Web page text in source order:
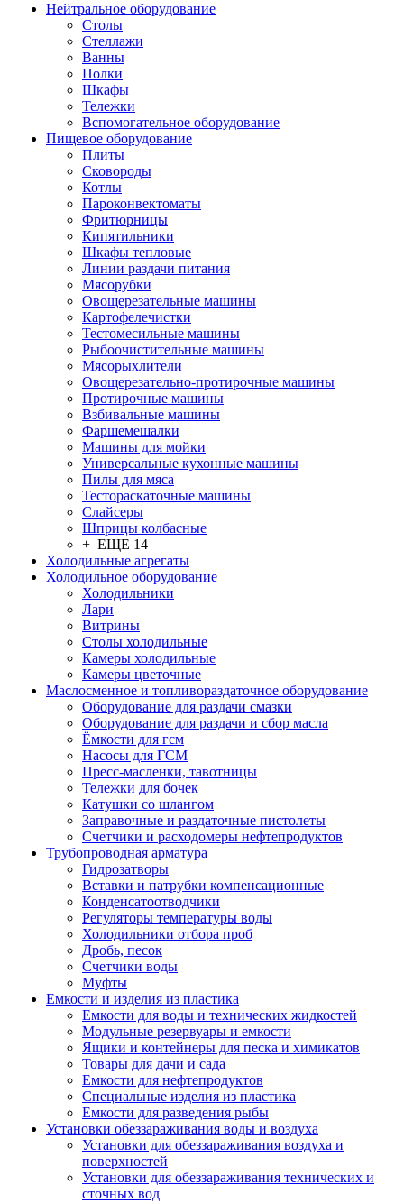
Нейтральное оборудование
Столы
Стеллажи
Ванны
Полки
Шкафы
Тележки
Вспомогательное оборудование
Пищевое оборудование
Плиты
Сковороды
Котлы
Пароконвектоматы
Фритюрницы
Кипятильники
Шкафы тепловые
Линии раздачи питания
Мясорубки
Овощерезательные машины
Картофелечистки
Тестомесильные машины
Рыбоочистительные машины
Мясорыхлители
Овощерезательно-протирочные машины
Протирочные машины
Взбивальные машины
Фаршемешалки
Машины для мойки
Универсальные кухонные машины
Пилы для мяса
Тестораскаточные машины
Слайсеры
Шприцы колбасные
+ ЕЩЕ 14
Холодильные агрегаты
Холодильное оборудование
Холодильники
Лари
Витрины
Столы холодильные
Камеры холодильные
Камеры цветочные
Маслосменное и топливораздаточное оборудование
Оборудование для раздачи смазки
Оборудование для раздачи и сбор масла
Ёмкости для гсм
Насосы для ГСМ
Пресс-масленки, тавотницы
Тележки для бочек
Катушки со шлангом
Заправочные и раздаточные пистолеты
Счетчики и расходомеры нефтепродуктов
Трубопроводная арматура
Гидрозатворы
Вставки и патрубки компенсационные
Конденсатоотводчики
Регуляторы температуры воды
Холодильники отбора проб
Дробь, песок
Счетчики воды
Муфты
Емкости и изделия из пластика
Емкости для воды и технических жидкостей
Модульные резервуары и емкости
Ящики и контейнеры для песка и химикатов
Товары для дачи и сада
Емкости для нефтепродуктов
Специальные изделия из пластика
Емкости для разведения рыбы
Установки обеззараживания воды и воздуха
Установки для обеззараживания воздуха и
поверхностей
Установки для обеззараживания технических и
сточных вод